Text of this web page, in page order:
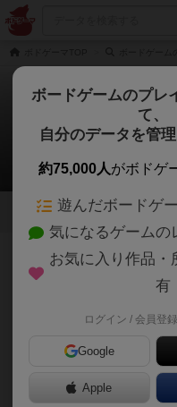
数
みね
2
161名 1名 約2年前
「数エーカーの雪」を
レイしてます。
主に自分のプレイ経験を
ボードゲームのプレ
て、
自分のデータを管
約75,000人がボドゲ
遊んだボードゲ
気になるゲームの
お気に入り作品・
有
ログイン / 会員登
Google
Apple